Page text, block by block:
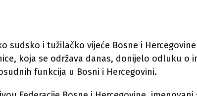
sudsko i tužilačko vijeće Bosne i Hercegovine
koja se održava danas, donijelo odluku o
funkcija u Bosni i Hercegovini.